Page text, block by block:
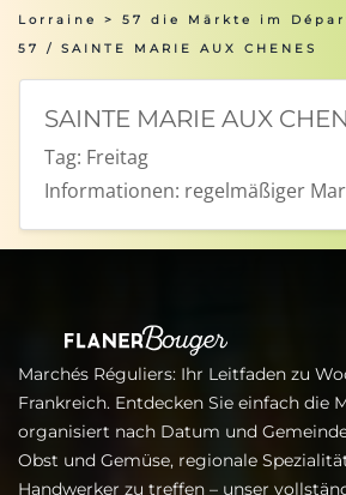
Lorraine
> 57 die Märkte im
57 / SAINTE MARIE AUX CHENES
SAINTE MARIE AUX
Tag: Freitag
Informationen: regelmäßiger
Marchés Réguliers: Ihr Leitfaden zu
Frankreich. Entdecken Sie einfach die
organisiert nach Datum und
Obst und Gemüse, regionale
Handwerker zu treffen – unser